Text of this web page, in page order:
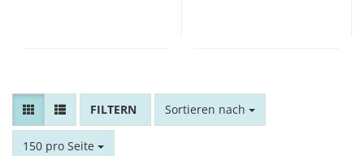
FILTERSortieren nach
Sortieren nach
150 pro Seite
pro Seite